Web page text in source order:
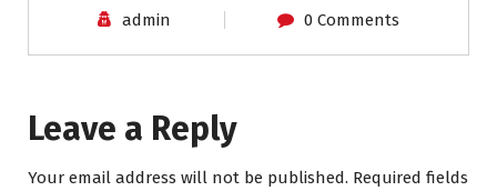
admin 0 Comments
Leave a Reply
Your email address will not be published. Required fields